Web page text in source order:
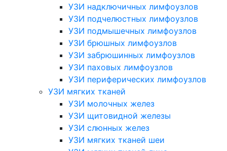
УЗИ надключичных лимфоузлов
УЗИ подчелюстных лимфоузлов
УЗИ подмышечных лимфоузлов
УЗИ брюшных лимфоузлов
УЗИ забрюшинных лимфоузлов
УЗИ паховых лимфоузлов
УЗИ периферических лимфоузлов
УЗИ мягких тканей
УЗИ молочных желез
УЗИ щитовидной железы
УЗИ слюнных желез
УЗИ мягких тканей шеи